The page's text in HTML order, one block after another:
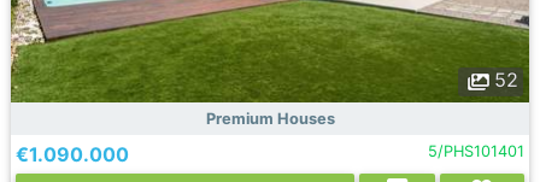
52
Premium Houses
€1.090.000 5/PHS101401